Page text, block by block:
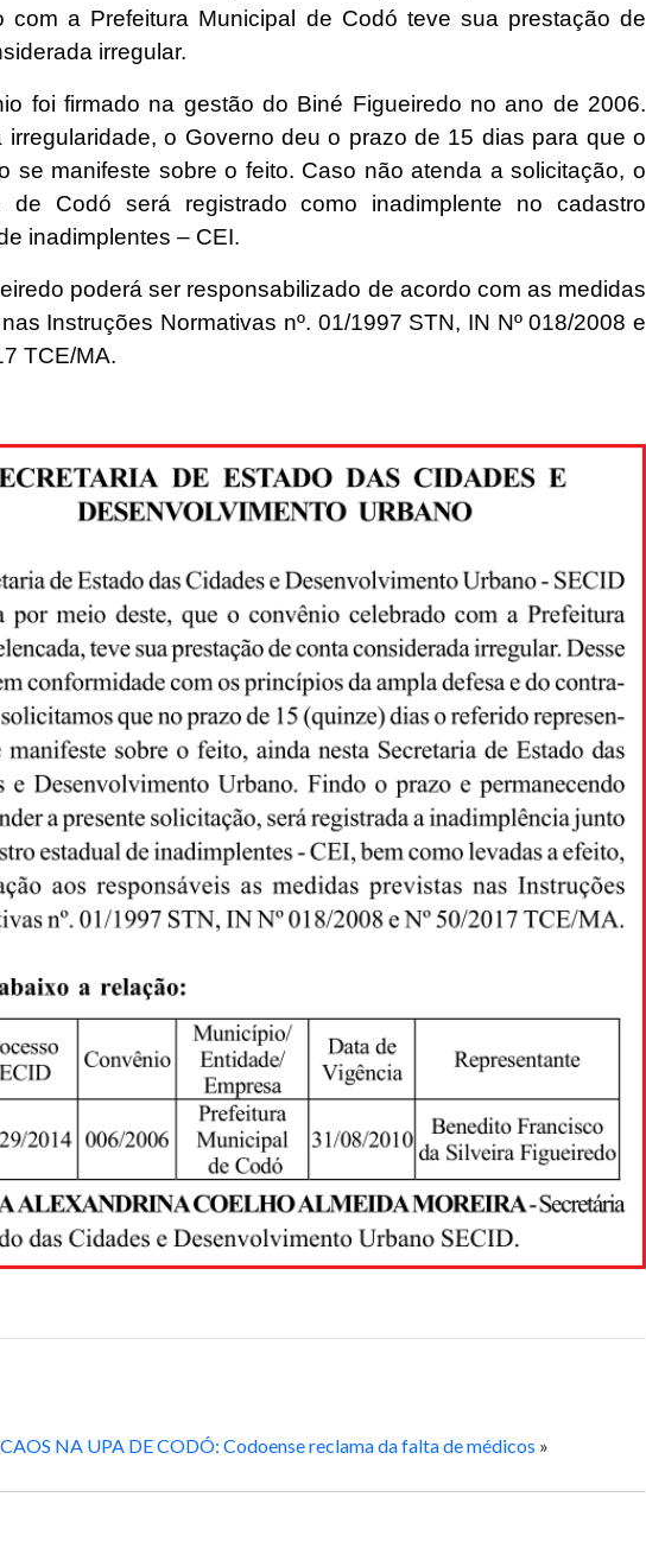
com a Prefeitura Municipal de Codó teve sua prestação de
irregular.
foi firmado na gestão do Biné Figueiredo no ano de 2006.
irregularidade, o Governo deu o prazo de 15 dias para que o
se manifeste sobre o feito. Caso não atenda a solicitação, o
de Codó será registrado como inadimplente no cadastro
inadimplentes – CEI.
poderá ser responsabilizado de acordo com as medidas
Instruções Normativas nº. 01/1997 STN, IN Nº 018/2008 e
TCE/MA.
CAOS NA UPA DE CODÓ: Codoense reclama da falta de médicos »